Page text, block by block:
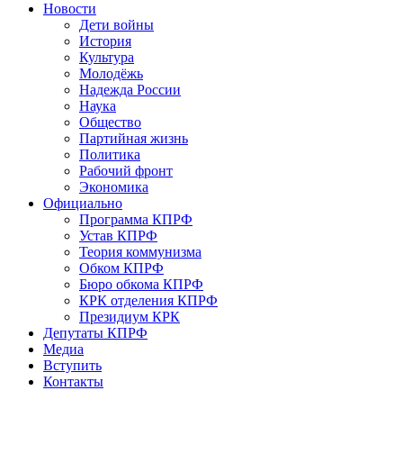
Новости
Дети войны
История
Культура
Молодёжь
Надежда России
Наука
Общество
Партийная жизнь
Политика
Рабочий фронт
Экономика
Официально
Программа КПРФ
Устав КПРФ
Теория коммунизма
Обком КПРФ
Бюро обкома КПРФ
КРК отделения КПРФ
Президиум КРК
Депутаты КПРФ
Медиа
Вступить
Контакты